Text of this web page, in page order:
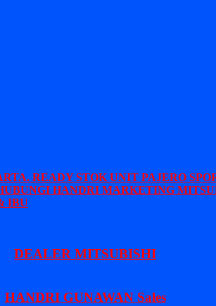
READY STOK UNIT PAJERO
HANDRI MARKETING
IBU
DEALER MITSUBISHI
HANDRI GUNAWAN Sales